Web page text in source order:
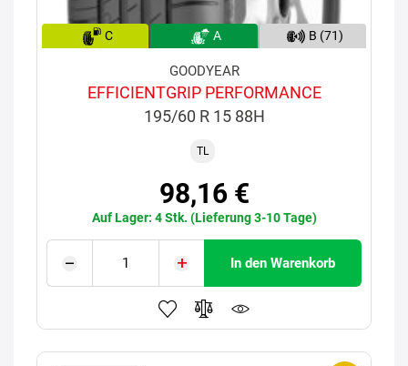
C A B (71)
GOODYEAR
EFFICIENTGRIP PERFORMANCE
195/60 R 15 88H
TL
98,16 €
Auf Lager: 4 Stk. (Lieferung 3-10 Tage)
In den Warenkorb